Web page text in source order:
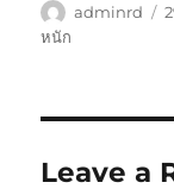
Author
adminrd
หนัก
Leave a